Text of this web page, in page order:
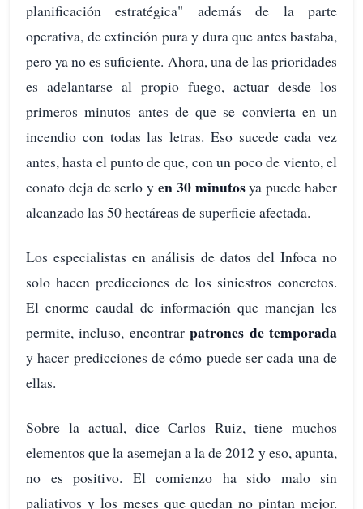
planificación estratégica" además de la parte
operativa, de extinción pura y dura que antes bastaba,
pero ya no es suficiente. Ahora, una de las prioridades
es adelantarse al propio fuego, actuar desde los
primeros minutos antes de que se convierta en un
incendio con todas las letras. Eso sucede cada vez
antes, hasta el punto de que, con un poco de viento, el
conato deja de serlo y en 30 minutosya puede haber
alcanzado las 50 hectáreas de superficie afectada.
Los especialistas en análisis de datos del Infoca no
solo hacen predicciones de los siniestros concretos.
El enorme caudal de información que manejan les
permite, incluso, encontrarpatrones de temporada
y hacer predicciones de cómo puede ser cada una de
ellas.
Sobre la actual, dice Carlos Ruiz, tiene muchos
elementos que la asemejan a la de 2012 y eso, apunta,
no es positivo. El comienzo ha sido malo sin
paliativos y los meses que quedan no pintan mejor.